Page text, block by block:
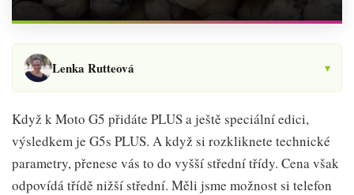
Lenka Rutteová ▾
Když k Moto G5 přidáte PLUS a ještě speciální edici,
výsledkem je G5s PLUS. A když si rozkliknete technické
parametry, přenese vás to do vyšší střední třídy. Cena však
odpovídá třídě nižší střední. Měli jsme možnost si telefon